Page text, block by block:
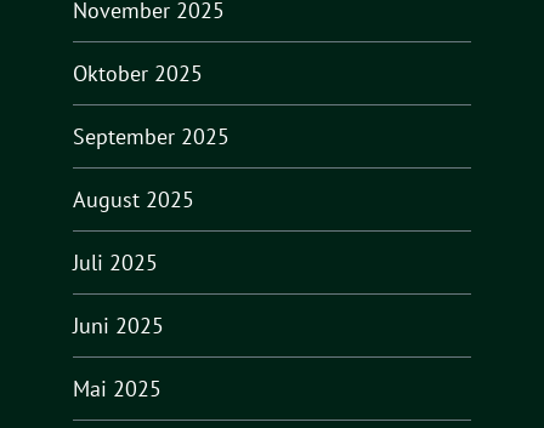
November 2025
Oktober 2025
September 2025
August 2025
Juli 2025
Juni 2025
Mai 2025